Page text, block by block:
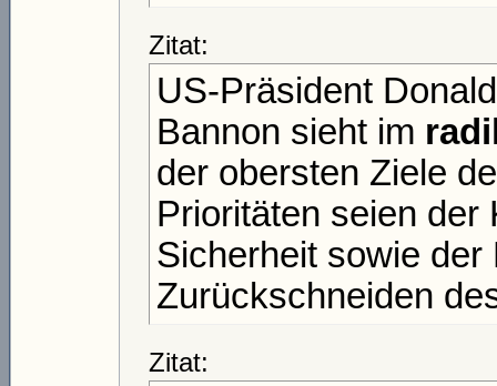
Zitat:
US-Präsident
Bannon sieht im
der obersten Ziele
Prioritäten seien der
Sicherheit sowie
Zurückschneiden
Zitat: